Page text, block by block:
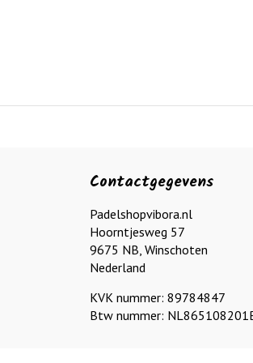
Contactgegevens
Padelshopvibora.nl
Hoorntjesweg 57
9675 NB, Winschoten
Nederland
KVK nummer: 89784847
Btw nummer: